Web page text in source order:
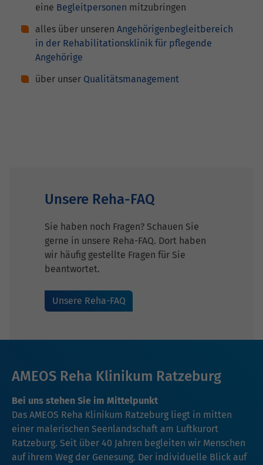
eine Begleitpersonen mitzubringen
alles über unseren Angehörigenbegleitbereich
in der Rehabilitationsklinik für pflegende
Angehörige
über unser Qualitätsmanagement
Unsere Reha-FAQ
Sie haben noch Fragen? Schauen Sie
gerne in unsere Reha-FAQ. Dort haben
wir häufig gestellte Fragen für Sie
beantwortet.
Unsere Reha-FAQ
AMEOS Reha Klinikum Ratzeburg
Bei uns stehen Sie im Mittelpunkt
Das AMEOS Reha Klinikum Ratzeburg liegt in mitten
einer malerischen Seenlandschaft am Luftkurort
Ratzeburg. Seit über 40 Jahren begleiten wir Menschen
auf ihrem Weg der Genesung. Der individuelle Blick auf